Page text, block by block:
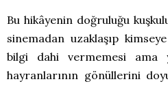
Bu hikâyenin doğruluğu
sinemadan uzaklaşıp
bilgi dahi vermemesi ama
hayranlarının gönüllerini